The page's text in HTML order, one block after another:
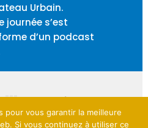
Urbain.
s’est
d’un podcast
pour vous garantir la meilleure
Si vous continuez à utiliser ce